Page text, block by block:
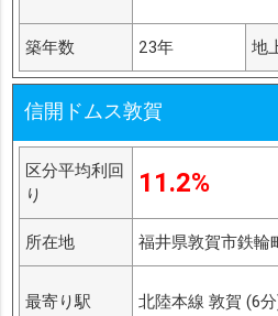
築年数 23年 地
信開ドムス敦賀
区分平均利回
り
11.2%
所在地 福井県敦賀市鉄輪
最寄り駅 北陸本線 敦賀 (6